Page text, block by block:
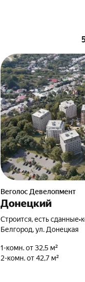
Веголос Девелопмент
Донецкий
Строится, есть сданные•
Белгород, ул. Донецкая
1-комн. от 32,5 м²
2-комн. от 42,7 м²